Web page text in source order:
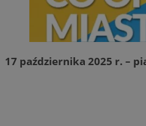
17 października 2025 r. –